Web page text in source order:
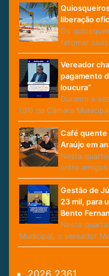
liberação
Os
retomar
Vereador
pagamento
loucura”
Durante a
(01) na Câmara
Café quente
Araújo em
Nesta
entre
Gestão de
23 mil, para
Bento
Nesta
Municipal, o vereador
2026 2361